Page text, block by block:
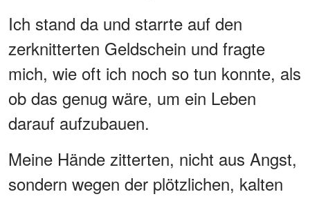
Ich stand da und starrte auf den
zerknitterten Geldschein und fragte
mich, wie oft ich noch so tun konnte, als
ob das genug wäre, um ein Leben
darauf aufzubauen.
Meine Hände zitterten, nicht aus Angst,
sondern wegen der plötzlichen, kalten